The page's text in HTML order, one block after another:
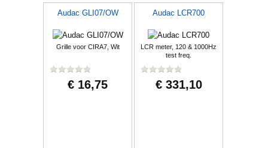
Audac GLI07/OW
Grille voor CIRA7, Wit
€ 16,75
Audac LCR700
LCR meter, 120 & 1000Hz
test freq.
€ 331,10